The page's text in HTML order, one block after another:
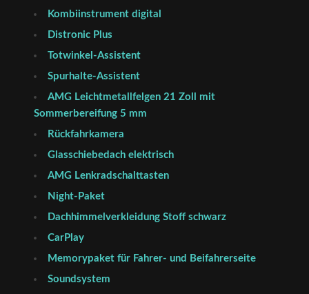
Kombiinstrument digital
Distronic Plus
Totwinkel-Assistent
Spurhalte-Assistent
AMG Leichtmetallfelgen 21 Zoll mit
Sommerbereifung 5 mm
Rückfahrkamera
Glasschiebedach elektrisch
AMG Lenkradschalttasten
Night-Paket
Dachhimmelverkleidung Stoff schwarz
CarPlay
Memorypaket für Fahrer- und Beifahrerseite
Soundsystem